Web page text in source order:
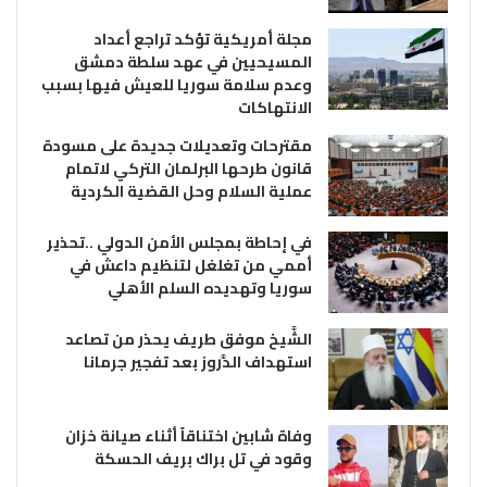
مجلة أمريكية تؤكد تراجع أعداد
المسيحيين في عهد سلطة دمشق
وعدم سلامة سوريا للعيش فيها بسبب
الانتهاكات
مقترحات وتعديلات جديدة على مسودة
قانون طرحها البرلمان التركي لاتمام
عملية السلام وحل القضية الكردية
في إحاطة بمجلس الأمن الدولي ..تحذير
أممي من تغلغل لتنظيم داعش في
سوريا وتهديده السلم الأهلي
الشَّيخ موفق طريف يحذر من تصاعد
استهداف الدَّروز بعد تفجير جرمانا
وفاة شابين اختناقاً أثناء صيانة خزان
وقود في تل براك بريف الحسكة